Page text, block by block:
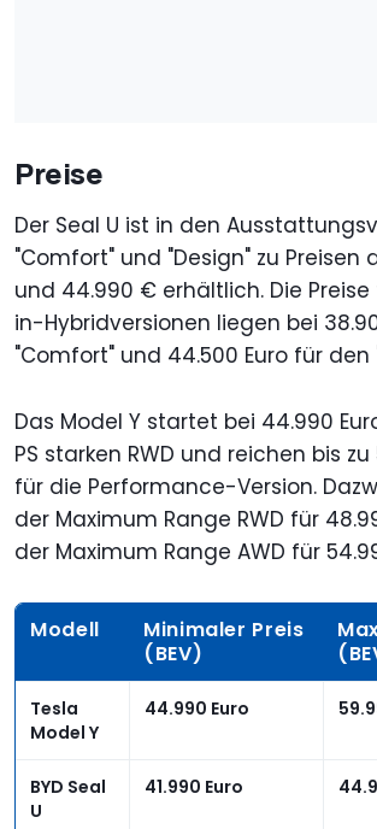
Preise
Der Seal U ist in den
"Comfort" und "Design" zu Preisen
und 44.990 € erhältlich. Die
in-Hybridversionen liegen bei
"Comfort" und 44.500 Euro für den
Das Model Y startet bei 44.990
PS starken RWD und reichen bis zu
für die Performance-Version.
der Maximum Range RWD für
der Maximum Range AWD für
Modell
Minimaler Preis
(BEV)
Tesla
Model Y
44.990 Euro
BYD Seal
U
41.990 Euro